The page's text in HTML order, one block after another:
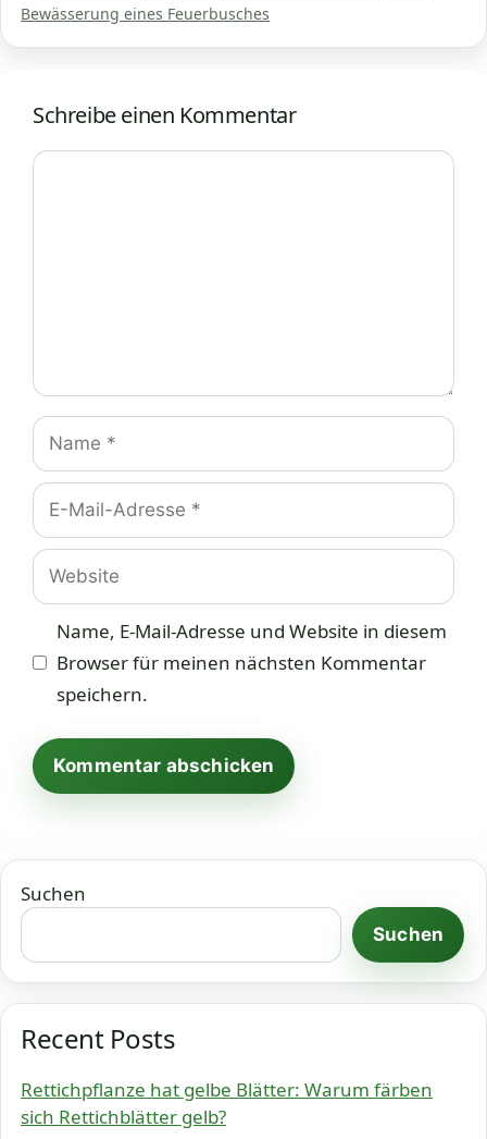
Bewässerung eines Feuerbusches
Schreibe einen Kommentar
Kommentar
Name
E-
Mail-
Adresse
Website
Name, E-Mail-Adresse und Website in diesem
Browser für meinen nächsten Kommentar
speichern.
Suchen
Suchen
Recent Posts
Rettichpflanze hat gelbe Blätter: Warum färben
sich Rettichblätter gelb?